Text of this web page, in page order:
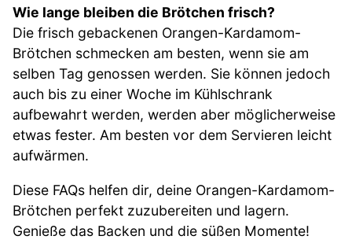
Wie lange bleiben die Brötchen frisch?
Die frisch gebackenen Orangen-Kardamom-
Brötchen schmecken am besten, wenn sie am
selben Tag genossen werden. Sie können jedoch
auch bis zu einer Woche im Kühlschrank
aufbewahrt werden, werden aber möglicherweise
etwas fester. Am besten vor dem Servieren leicht
aufwärmen.
Diese FAQs helfen dir, deine Orangen-Kardamom-
Brötchen perfekt zuzubereiten und lagern.
Genieße das Backen und die süßen Momente!